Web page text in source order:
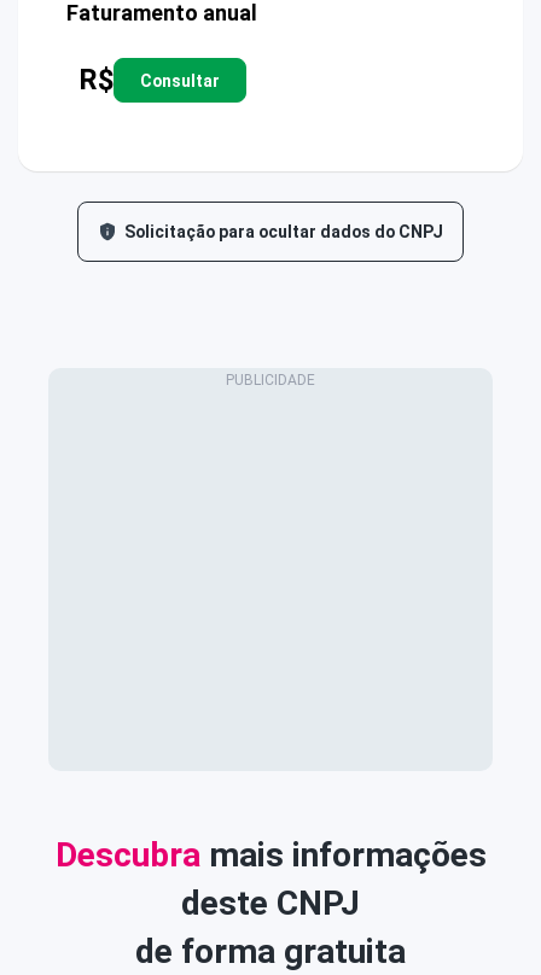
Faturamento anual
R$ Consultar
Solicitação para ocultar dados do CNPJ
Descubra mais informações
deste CNPJ
de forma gratuita